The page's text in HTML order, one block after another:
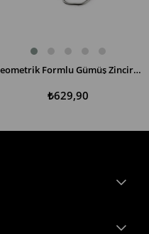
SEPETE EKLE Geometrik Formlu Gümüş Zincir Kolye
₺629,90